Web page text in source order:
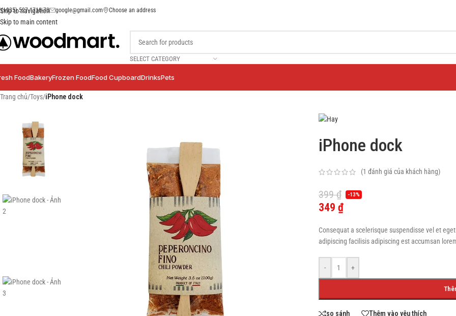
Skip to navigation
Skip to main content
(+035) 527-1710-70 google@gmail.com Choose an address
SELECT CATEGORY
FoodBakeryFrozen FoodFood CupboardDrinksPets
SHOP LAYOUTS
Filters area
Trang chủ/Toys/iPhone dock
iPhone dock
(1 đánh giá của khách hàng)
399₫ -13%
349 ₫
Consequat a scelerisque suspendisse vel et
adipiscing facilisis adipiscing est accumsan
- +
so sánh Thêm vào yêu thích